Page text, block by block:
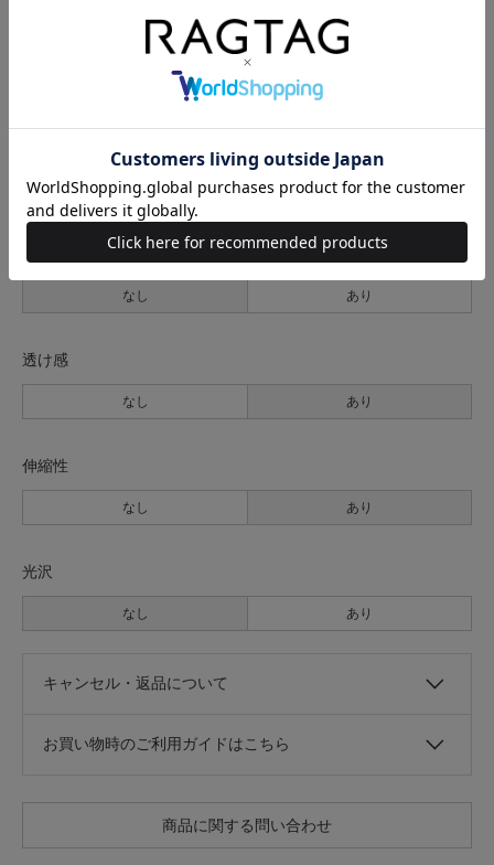
52cm 48cm 20cm
サイズの測り方について
薄手 普通 厚手
なし あり
透け感
なし あり
伸縮性
なし あり
光沢
なし あり
キャンセル・返品について
お買い物時のご利用ガイドはこちら
商品に関する問い合わせ